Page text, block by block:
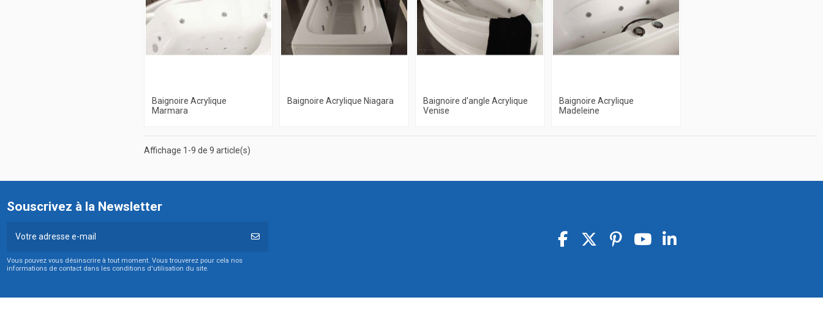
Baignoire Acrylique
Marmara
Baignoire Acrylique Niagara
Baignoire d'angle Acrylique
Venise
Baignoire Acrylique
Madeleine
Affichage 1-9 de 9 article(s)
Souscrivez à la Newsletter
Vous pouvez vous désinscrire à tout moment. Vous trouverez pour cela nos
informations de contact dans les conditions d'utilisation du site.